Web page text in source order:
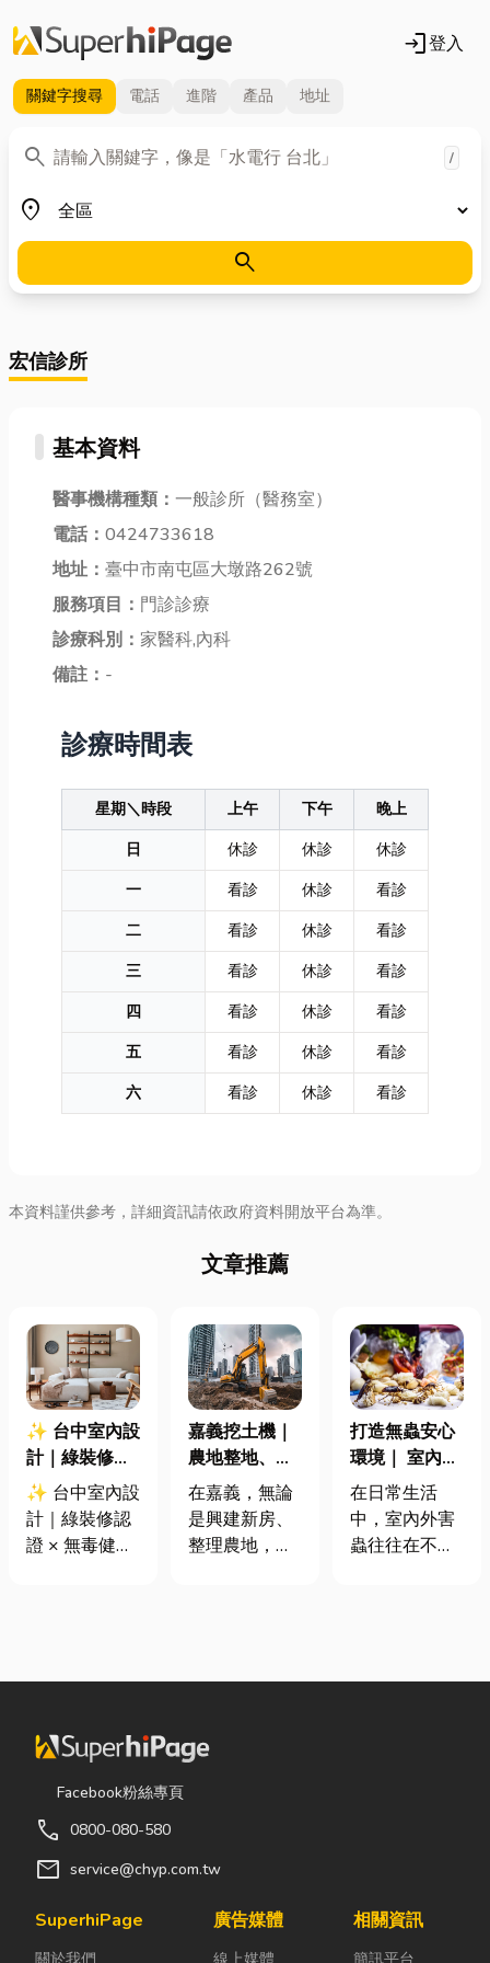
login登入
關鍵字搜尋 電話 進階 產品 地址
search
關鍵字 /
place
地區
search
宏信診所
基本資料
醫事機構種類： 一般診所（醫務室）
電話： 0424733618
地址： 臺中市南屯區大墩路262號
服務項目： 門診診療
診療科別： 家醫科,內科
備註： -
診療時間表
星期＼時段 上午 下午
晚上
日
休診 休診
休診
一
看診 休診
看診
二
看診 休診
看診
三
看診 休診
看診
四
看診 休診
看診
五
看診 休診
看診
六
看診 休診 看診
本資料謹供參考，詳細資訊請依政府資料開放平台為準。
文章推薦
✨ 台中室內設
計｜綠裝修認
證 × 無毒健康
建材，打造安
全、舒適又有
✨ 台中室內設
計｜綠裝修認
證 × 無毒健康
其實一間專業
計裝修團隊，
不只是提供空
間規劃與裝潢
每一個家的誕
生過程中，默
兼具美感、機
嘉義挖土機｜
農地整地、基
地開挖、土方
清運
在嘉義，無論
是興建新房、
整理農地，還
的嘉義挖土
整地與回填工
效率。對許多
言，從農田整
打造無蟲安心
環境｜ 室內外
害蟲防治全攻
略
在日常生活
中，室內外害
蟲往往在不知
渣或積水，容
吸引白蟻、蛾
Facebook粉絲專頁
call 0800-080-580
mail service@chyp.com.tw
SuperhiPage
關於我們
廣告媒體
線上媒體
相關資訊
簡訊平台